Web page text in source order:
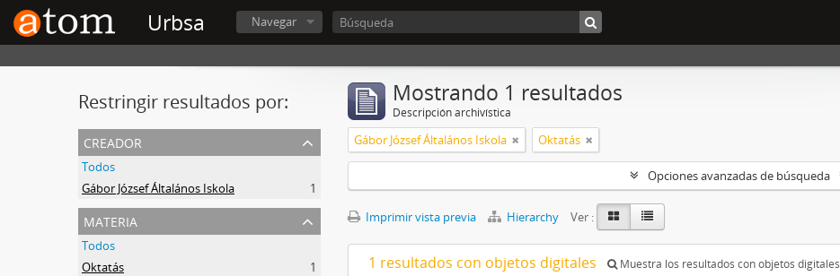
Urbsa Navegar
Restringir resultados por:
creador
Todos
Gábor József Általános Iskola
1
materia
Todos
Oktatás
1
Mostrando 1 resultados
Descripción archivística
Gábor József Általános Iskola Oktatás
Opciones avanzadas de búsqueda
Imprimir vista previa Hierarchy Ver :
1 resultados con objetos digitales Muestra los resultados con objetos digitales